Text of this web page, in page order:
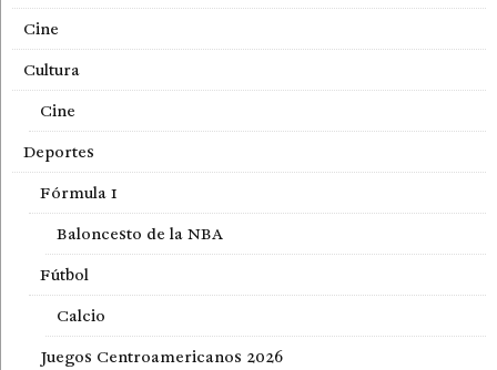
Cine
Cultura
Cine
Deportes
Fórmula 1
Baloncesto de la NBA
Fútbol
Calcio
Juegos Centroamericanos 2026